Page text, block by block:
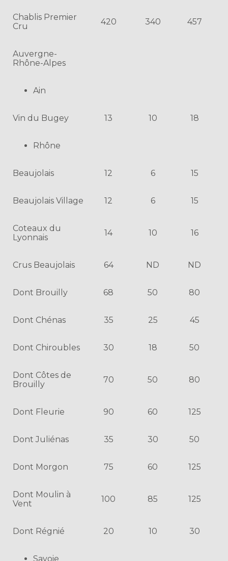
Chablis Premier
Cru
420 340 457
Auvergne-
Rhône-Alpes
Ain
Vin du Bugey 13 10 18
Rhône
Beaujolais 12 6 15
Beaujolais Village 12 6 15
Coteaux du
Lyonnais
14 10 16
Crus Beaujolais 64 ND ND
Dont Brouilly 68 50 80
Dont Chénas 35 25 45
Dont Chiroubles 30 18 50
Dont Côtes de
Brouilly
70 50 80
Dont Fleurie 90 60 125
Dont Juliénas 35 30 50
Dont Morgon 75 60 125
Dont Moulin à
Vent
100 85 125
Dont Régnié 20 10 30
Savoie